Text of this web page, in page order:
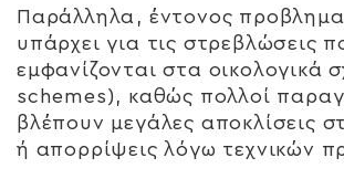
Παράλληλα, έντονος
υπάρχει για τις στρεβλώσεις
εμφανίζονται στα οικολογικά
schemes), καθώς πολλοί
βλέπουν μεγάλες αποκλίσεις
ή απορρίψεις λόγω τεχνικών